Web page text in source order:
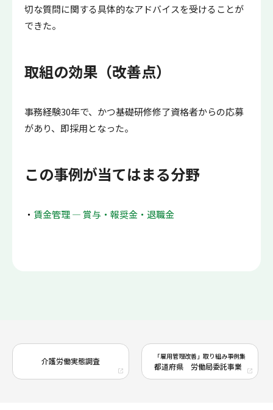
切な質問に関する具体的なアドバイスを受けることが
できた。
取組の効果（改善点）
事務経験30年で、かつ基礎研修修了資格者からの応募
があり、即採用となった。
この事例が当てはまる分野
賃金管理 ― 賞与・報奨金・退職金
介護労働実態調査 「雇用管理改善」取り組み事例集
都道府県 労働局委託事業